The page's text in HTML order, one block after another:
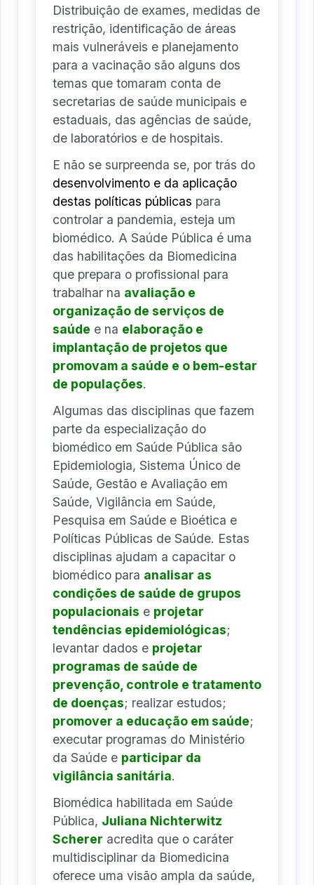
Distribuição de exames, medidas de
restrição, identificação de áreas
mais vulneráveis e planejamento
para a vacinação são alguns dos
temas que tomaram conta de
secretarias de saúde municipais e
estaduais, das agências de saúde,
de laboratórios e de hospitais.
E não se surpreenda se, por trás do
desenvolvimento e da aplicação
destas políticas públicas para
controlar a pandemia, esteja um
biomédico. A Saúde Pública é uma
das habilitações da Biomedicina
que prepara o profissional para
trabalhar na avaliação e
organização de serviços de
saúde e na elaboração e
implantação de projetos que
promovam a saúde e o bem-estar
de populações.
Algumas das disciplinas que fazem
parte da especialização do
biomédico em Saúde Pública são
Epidemiologia, Sistema Único de
Saúde, Gestão e Avaliação em
Saúde, Vigilância em Saúde,
Pesquisa em Saúde e Bioética e
Políticas Públicas de Saúde. Estas
disciplinas ajudam a capacitar o
biomédico para analisar as
condições de saúde de grupos
populacionais e projetar
tendências epidemiológicas;
levantar dados e projetar
programas de saúde de
prevenção, controle e tratamento
de doenças; realizar estudos;
promover a educação em saúde;
executar programas do Ministério
da Saúde e participar da
vigilância sanitária.
Biomédica habilitada em Saúde
Pública, Juliana Nichterwitz
Scherer acredita que o caráter
multidisciplinar da Biomedicina
oferece uma visão ampla da saúde,